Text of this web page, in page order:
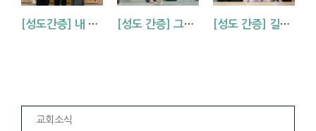
[성도간증] 내 삶에 역사하시는 하나님 (김기석 신학생 간증) [성도 간증] 그때도, 지금도, 하나님은 살아 계십니다 (김원경 자매) [성도 간증] 길이요 진리요 생명이신 예수님(조*화 자매)
교회소식